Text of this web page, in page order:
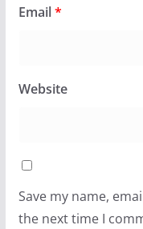
Email*
Website
Save my name,
the next time I